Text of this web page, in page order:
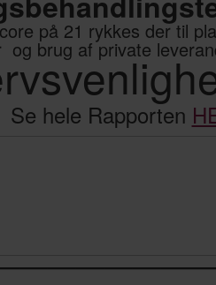
på 21 rykkes der til
og brug af private
Se hele Rapporten